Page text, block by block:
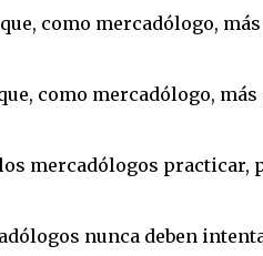
como mercadólogo, más
como mercadólogo, más
mercadólogos practicar,
nunca deben